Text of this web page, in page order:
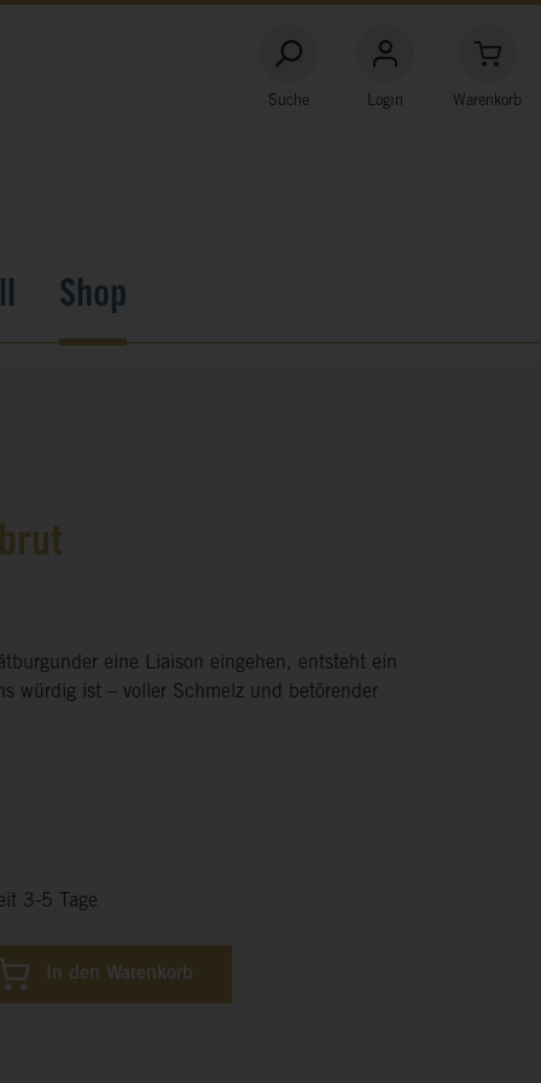
Suche Login Warenkorb
Shop
eine Liaison eingehen, entsteht ein
würdig ist – voller Schmelz und betörender
3-5 Tage
In den Warenkorb